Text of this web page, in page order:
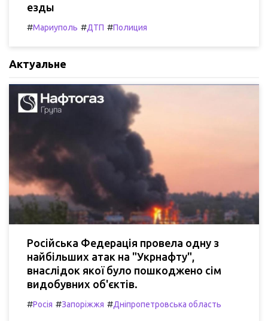
езды
#Мариуполь #ДТП #Полиция
Актуальне
Російська Федерація провела одну з
найбільших атак на "Укрнафту",
внаслідок якої було пошкоджено сім
видобувних об'єктів.
#Росія #Запоріжжя #Дніпропетровська область